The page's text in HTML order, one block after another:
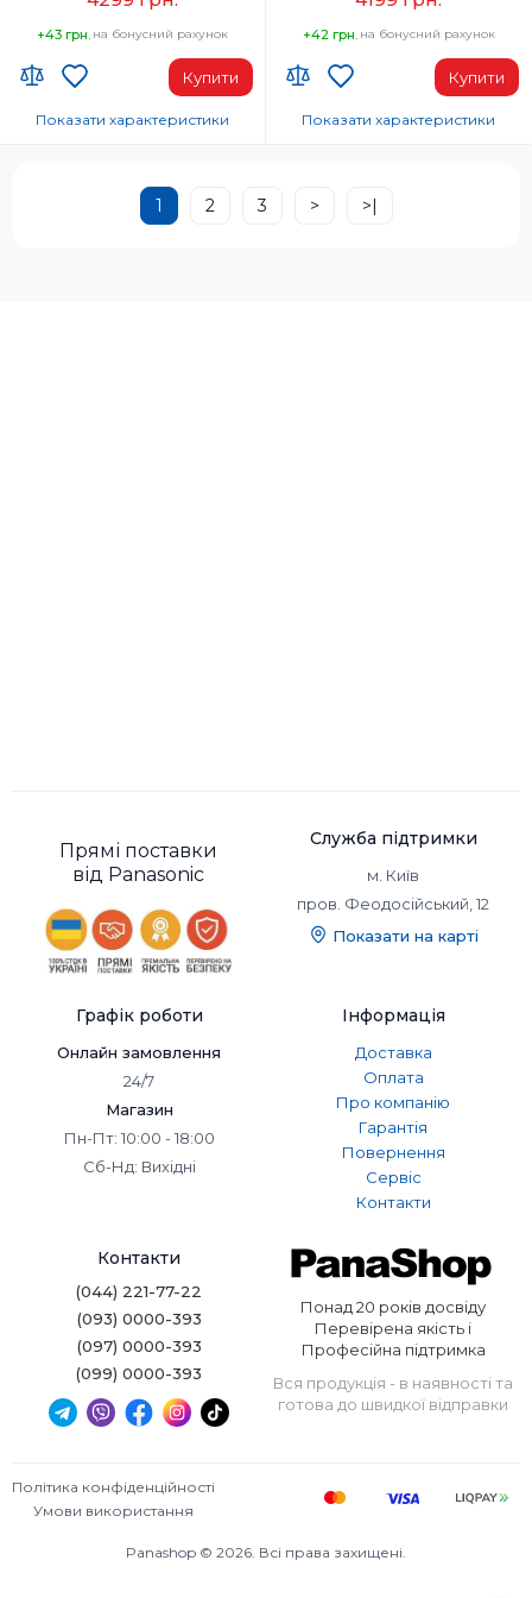
+43 грн. на бонусний рахунок
Купити
Країна-виробник товару:
Показати характеристики
+42 грн. на бонусний рахунок
Купити
Країна-виробник товару:
Показати характеристики
1 2 3 > >|
Прямі поставки
від Panasonic
Служба підтримки
м. Київ
пров. Феодосійський, 12
Показати на карті
Графік роботи
Онлайн замовлення
24/7
Магазин
Пн-Пт: 10:00 - 18:00
Сб-Нд: Вихідні
Інформація
Доставка
Оплата
Про компанію
Гарантія
Повернення
Сервіс
Контакти
Контакти
(044) 221-77-22
(093) 0000-393
(097) 0000-393
(099) 0000-393
Понад 20 років досвіду
Перевірена якість і
Професійна підтримка
Вся продукція - в наявності та
готова до швидкої відправки
Panashop © 2026. Всі права захищені.
Політика конфіденційності
Умови використання